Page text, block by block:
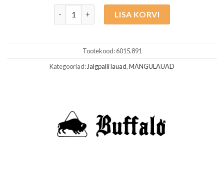
LISA KORVI
Tootekood:6015.891
Kategooriad: Jalgpalli lauad,MÄNGULAUAD